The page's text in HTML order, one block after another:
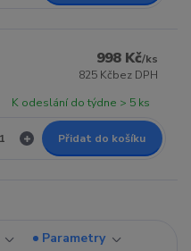
998 Kč/ks
825 Kčbez DPH
K odeslání do týdne > 5 ks
Přidat do košíku
Parametry